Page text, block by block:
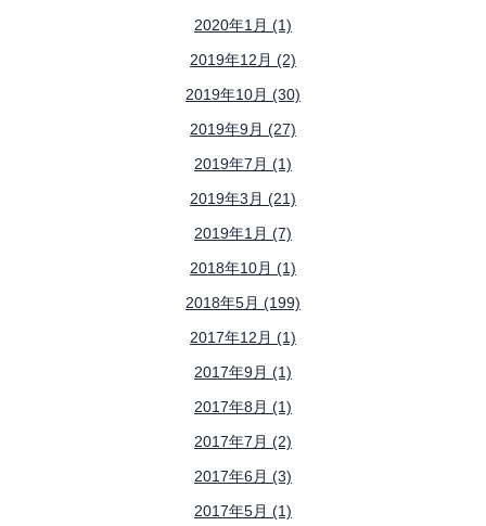
2020年1月 (1)
2019年12月 (2)
2019年10月 (30)
2019年9月 (27)
2019年7月 (1)
2019年3月 (21)
2019年1月 (7)
2018年10月 (1)
2018年5月 (199)
2017年12月 (1)
2017年9月 (1)
2017年8月 (1)
2017年7月 (2)
2017年6月 (3)
2017年5月 (1)